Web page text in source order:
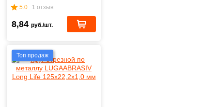
5.0 1 отзыв
8,84 руб./шт.
Топ продаж